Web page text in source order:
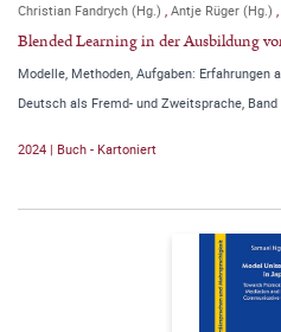
Christian Fandrych (Hg.) , Antje Rüger (Hg.) ,
Blended Learning in der Ausbildung
Modelle, Methoden, Aufgaben:
Deutsch als Fremd- und Zweitsprache, Band
2024 | Buch - Kartoniert